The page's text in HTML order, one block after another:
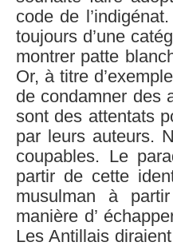
code de
toujours d’une
montrer patte
Or, à titre
de condamner des
sont des attentats
par leurs auteurs.
coupables. Le
partir de cette
musulman à
manière d’
Les Antillais